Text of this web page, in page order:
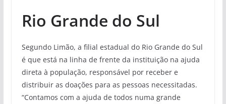
Rio Grande do Sul
Segundo Limão, a filial estadual do Rio Grande do Sul
é que está na linha de frente da instituição na ajuda
direta à população, responsável por receber e
distribuir as doações para as pessoas necessitadas.
“Contamos com a ajuda de todos numa grande